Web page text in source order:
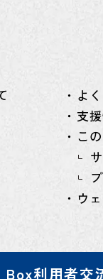
・よ
・支
・こ
・ウ
Box利用者交